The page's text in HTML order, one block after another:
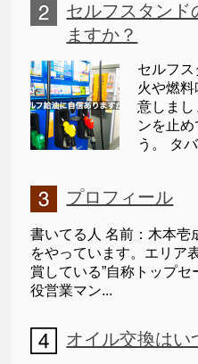
セルフスタンド
ますか？
セルフス
火や燃
意しまし
ンを止
う。 タ
プロフィール
書いてる人 名前：木本壱
をやっています。エリア
賞している”自称トップセ
役営業マン...
オイル交換はい